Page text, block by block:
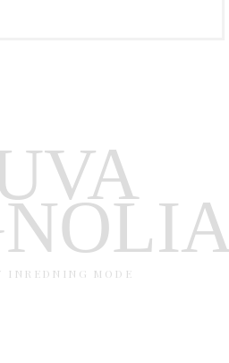
INREDNING MODE